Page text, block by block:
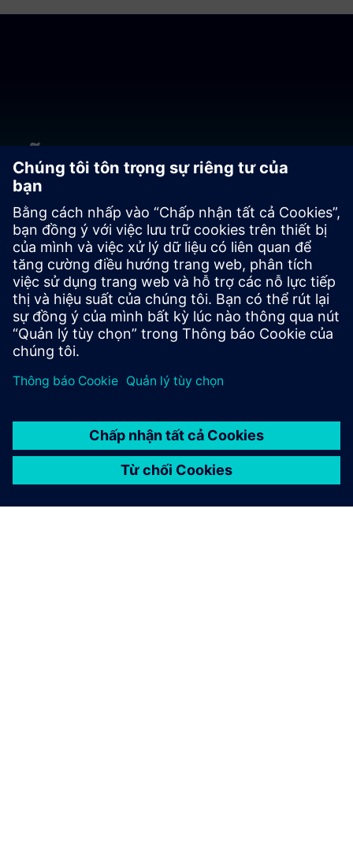
Sẵn sàng kết nối?
Liên hệ với các câu hỏi hoặc nhận xét. Chúng tôi ở đây để
giúp đỡ.
Contact us